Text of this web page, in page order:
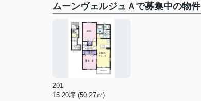
ムーンヴェルジュＡで募集中の物件
201
15.20坪 (50.27㎡)